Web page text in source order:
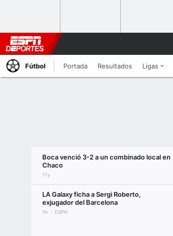
Fútbol Portada Resultados Ligas
Boca venció 3-2 a un combinado local en
Chaco
11y
LA Galaxy ficha a Sergi Roberto,
exjugador del Barcelona
1h ESPN